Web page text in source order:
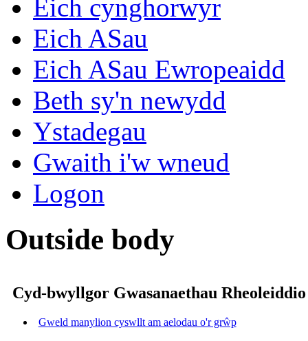
Eich cynghorwyr
Eich ASau
Eich ASau Ewropeaidd
Beth sy'n newydd
Ystadegau
Gwaith i'w wneud
Logon
Outside body
Cyd-bwyllgor Gwasanaethau Rheoleiddio
Gweld manylion cyswllt am aelodau o'r grŵp